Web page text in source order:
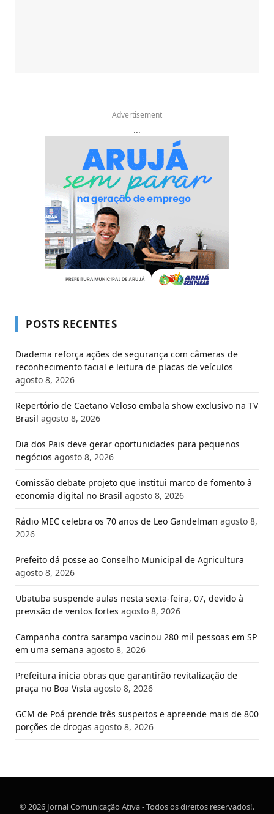
Advertisement
...
POSTS RECENTES
Diadema reforça ações de segurança com câmeras de
reconhecimento facial e leitura de placas de veículos
agosto 8, 2026
Repertório de Caetano Veloso embala show exclusivo na TV
Brasil agosto 8, 2026
Dia dos Pais deve gerar oportunidades para pequenos
negócios agosto 8, 2026
Comissão debate projeto que institui marco de fomento à
economia digital no Brasil agosto 8, 2026
Rádio MEC celebra os 70 anos de Leo Gandelman agosto 8,
2026
Prefeito dá posse ao Conselho Municipal de Agricultura
agosto 8, 2026
Ubatuba suspende aulas nesta sexta-feira, 07, devido à
previsão de ventos fortes agosto 8, 2026
Campanha contra sarampo vacinou 280 mil pessoas em SP
em uma semana agosto 8, 2026
Prefeitura inicia obras que garantirão revitalização de
praça no Boa Vista agosto 8, 2026
GCM de Poá prende três suspeitos e apreende mais de 800
porções de drogas agosto 8, 2026
© 2026 Jornal Comunicação Ativa - Todos os direitos reservados!.